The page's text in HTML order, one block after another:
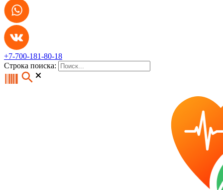
+7-700-181-80-18
Строка поиска: